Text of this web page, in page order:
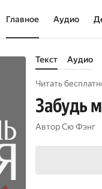
Главное Аудио
Текст Аудио
Читать
Забудь
АвторСю Фэнг